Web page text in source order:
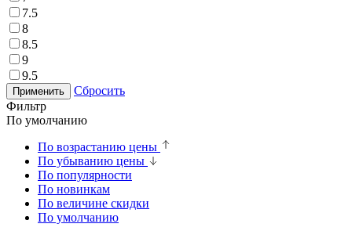
7.5
8
8.5
9
9.5
Применить
Сбросить
Фильтр
По умолчанию
По возрастанию цены
По убыванию цены
По популярности
По новинкам
По величине скидки
По умолчанию